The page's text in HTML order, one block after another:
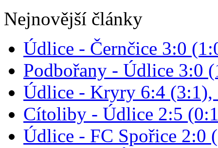
Nejnovější články
Údlice - Černčice 3:0
Podbořany - Údlice 3:0
Údlice - Kryry 6:4 (3:1),
Cítoliby - Údlice 2:5
Údlice - FC Spořice 2:0